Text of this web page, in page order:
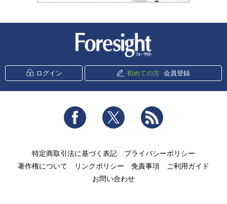
ログイン 初めての方 会員登録
Facebook Twitter
特定商取引法に基づく表記
プライバシーポリシー
著作権について
リンクポリシー 免責事項
ご利用ガイド
お問い合わせ